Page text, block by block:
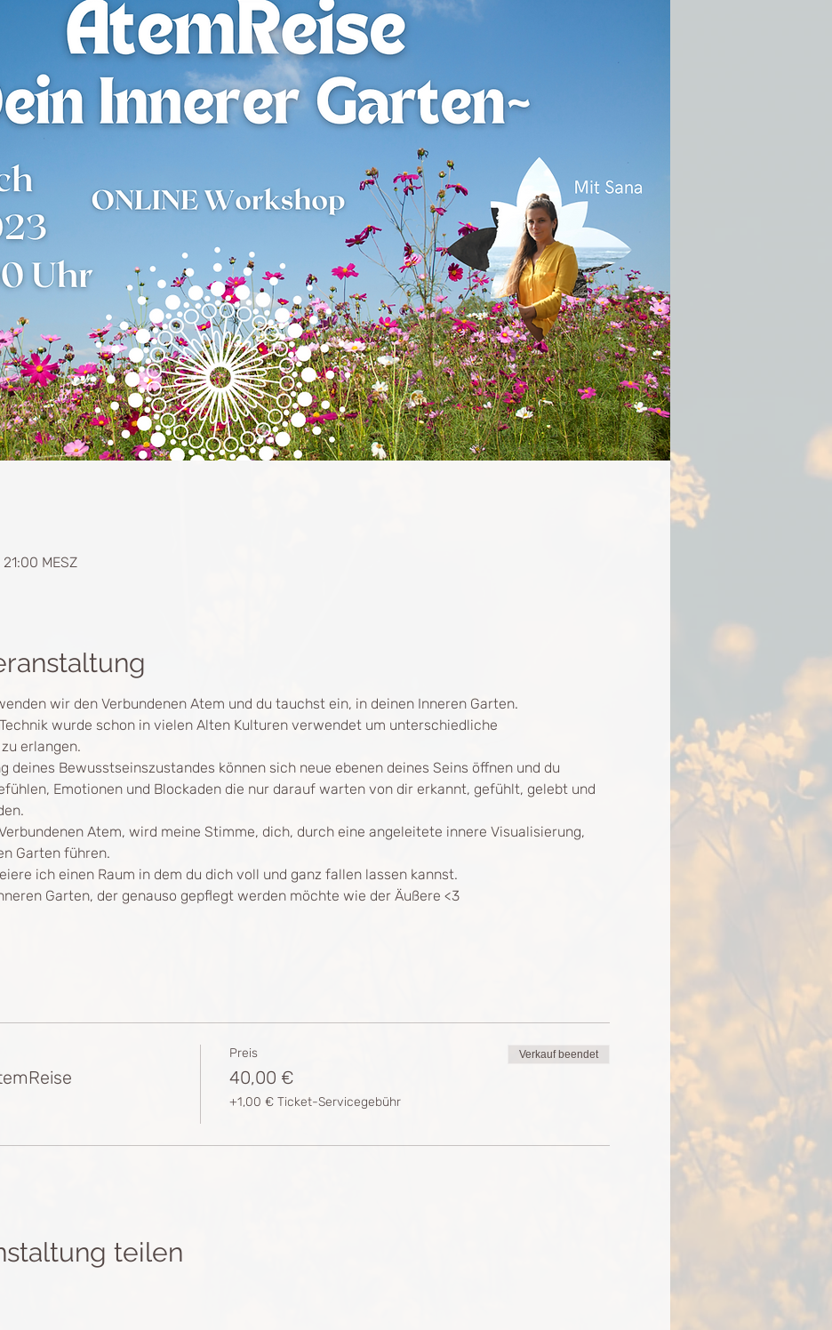
MESZ
wir den Verbundenen Atem und du tauchst ein, in deinen Inneren Garten.
wurde schon in vielen Alten Kulturen verwendet um unterschiedliche
erlangen.
deines Bewusstseinszustandes können sich neue ebenen deines Seins öffnen und du
Emotionen und Blockaden die nur darauf warten von dir erkannt, gefühlt, gelebt und
Atem, wird meine Stimme, dich, durch eine angeleitete innere Visualisierung,
Garten führen.
ich einen Raum in dem du dich voll und ganz fallen lassen kannst.
Garten, der genauso gepflegt werden möchte wie der Äußere <3
Preis
40,00 €
+1,00 € Ticket-Servicegebühr
Verkauf beendet
teilen